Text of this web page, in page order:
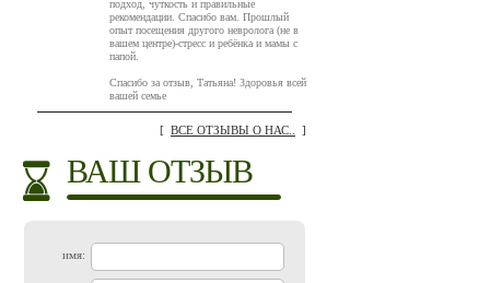
подход, чуткость и правильные
рекомендации. Спасибо вам. Прошлый
опыт посещения другого невролога (не в
вашем центре)-стресс и ребёнка и мамы с
папой.
Спасибо за отзыв, Татьяна! Здоровья всей
вашей семье
[ ВСЕ ОТЗЫВЫ О НАС.. ]
ВАШ ОТЗЫВ
имя: